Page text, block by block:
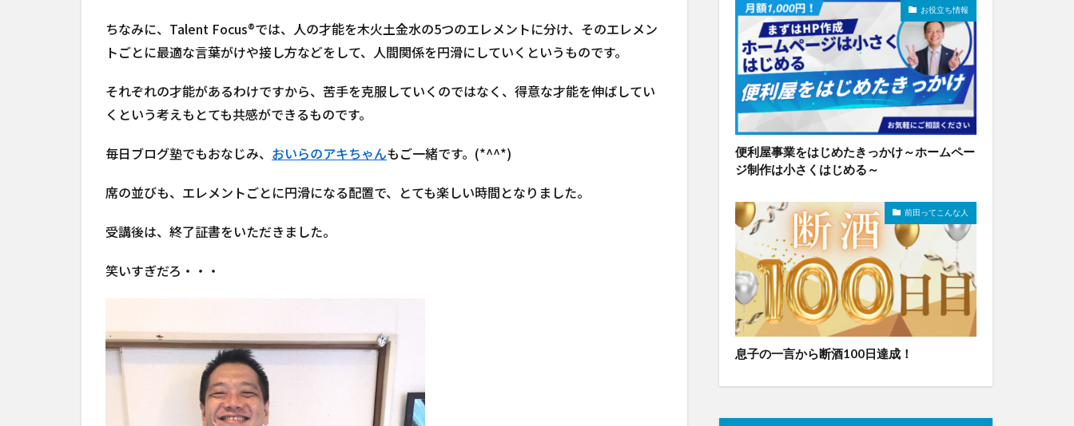
ちなみに、Talent Focus®では、人の才能を木火土金水の5つのエレメントに分け、そのエレメン
トごとに最適な言葉がけや接し方などをして、人間関係を円滑にしていくというものです。
それぞれの才能があるわけですから、苦手を克服していくのではなく、得意な才能を伸ばしてい
くという考えもとても共感ができるものです。
毎日ブログ塾でもおなじみ、 おいらのアキちゃんもご一緒です。(*^^*)
席の並びも、エレメントごとに円滑になる配置で、とても楽しい時間となりました。
受講後は、終了証書をいただきました。
笑いすぎだろ・・・
お役立ち情報
便利屋事業をはじめたきっかけ～ホームペー
ジ制作は小さくはじめる～
前田ってこんな人
息子の一言から断酒100日達成！